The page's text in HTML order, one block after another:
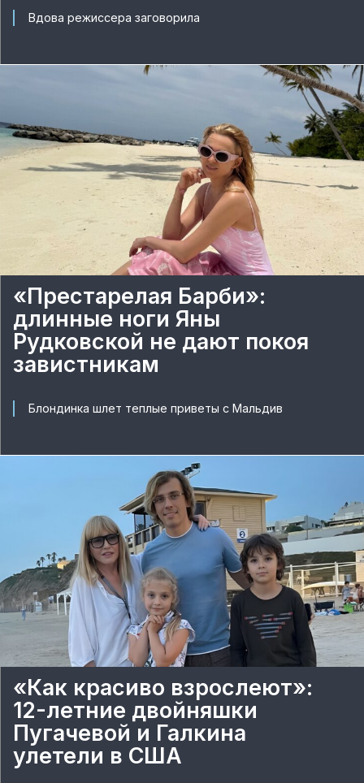
Вдова режиссера заговорила
«Престарелая Барби»:
длинные ноги Яны
Рудковской не дают покоя
завистникам
Блондинка шлет теплые приветы с Мальдив
«Как красиво взрослеют»:
12-летние двойняшки
Пугачевой и Галкина
улетели в США